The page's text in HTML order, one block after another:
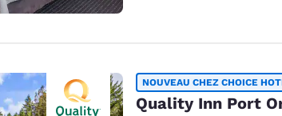
NOUVEAU CHEZ CHOICE
Quality Inn Port